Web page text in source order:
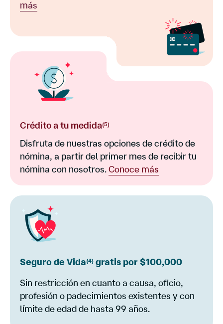
más
Crédito a tu medida(5)
Disfruta de nuestras opciones de crédito de
nómina, a partir del primer mes de recibir tu
nómina con nosotros. Conoce más
Seguro de Vida(4) gratis por $100,000
Sin restricción en cuanto a causa, oficio,
profesión o padecimientos existentes y con
límite de edad de hasta 99 años.